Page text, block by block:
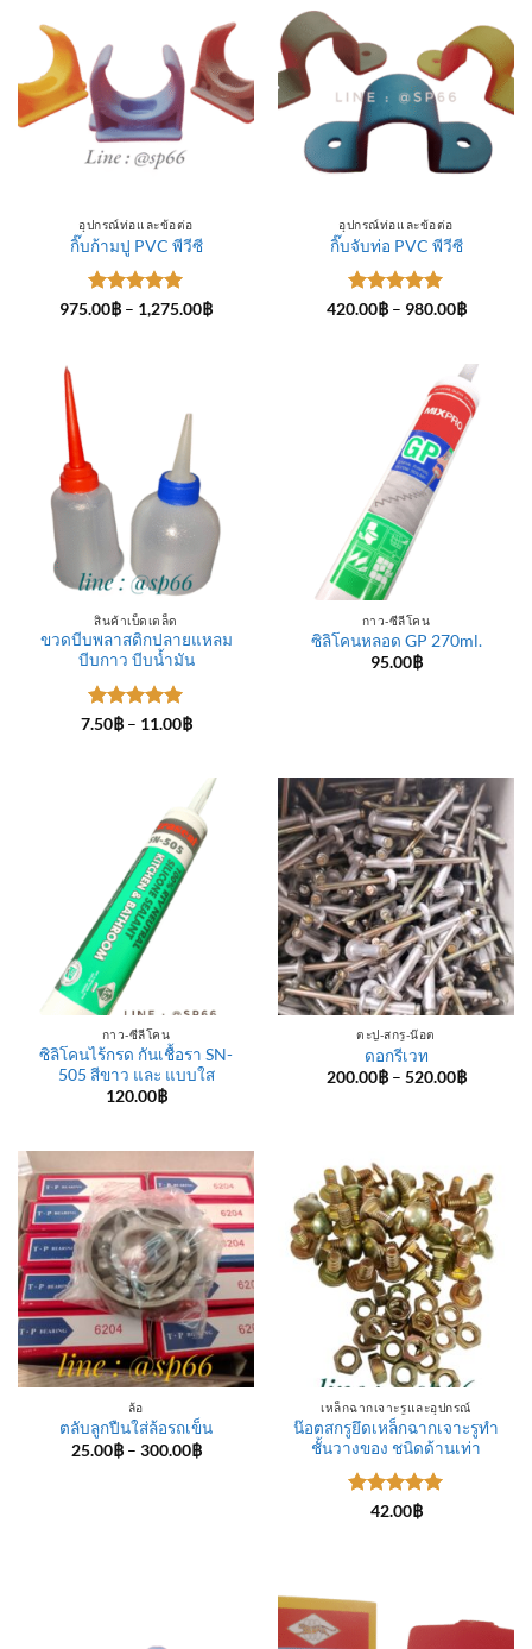
อุปกรณ์ท่อและข้อต่อ
กิ๊บก้ามปู PVC พีวีซี
ให้คะแนน
975.00฿ – 1,275.00฿Price
อุปกรณ์ท่อและข้อต่อ
กิ๊บจับท่อ PVC พีวีซี
ให้คะแนน
420.00฿ – 980.00฿Price
980.00฿
สินค้าเบ็ดเตล็ด
ขวดบีบพลาสติกปลายแหลม
บีบกาว บีบน้ำมัน
ให้คะแนน
7.50฿ – 11.00฿Price
11.00฿
กาว-ซีลีโคน
ซิลิโคนหลอด GP 270ml.
95.00฿
กาว-ซีลีโคน
ซิลิโคนไร้กรด กันเชื้อรา SN-
505 สีขาว และ แบบใส
120.00฿
ตะปู-สกรู-น๊อต
ดอกรีเวท
200.00฿ – 520.00฿Price
ล้อ
ตลับลูกปืนใส่ล้อรถเข็น
25.00฿ – 300.00฿Price
เหล็กฉากเจาะรูและอุปกรณ์
น๊อตสกรูยึดเหล็กฉากเจาะรูทำ
ชั้นวางของ ชนิดด้านเท่า
ให้คะแนน
42.00฿